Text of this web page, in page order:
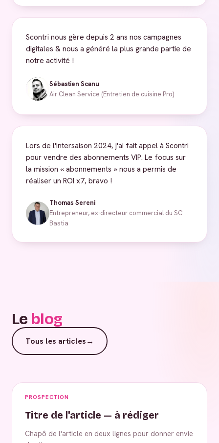
Scontri nous gère depuis 2 ans nos campagnes
digitales & nous a généré la plus grande partie de
notre activité !
Sébastien Scanu
Air Clean Service (Entretien de cuisine Pro)
Lors de l'intersaison 2024, j'ai fait appel à Scontri
pour vendre des abonnements VIP. Le focus sur
la mission « abonnements » nous a permis de
réaliser un ROI x7, bravo !
Thomas Sereni
Entrepreneur, ex-directeur commercial du SC
Bastia
Le blog
Tous les articles→
PROSPECTION
Titre de l'article — à rédiger
Chapô de l'article en deux lignes pour donner envie